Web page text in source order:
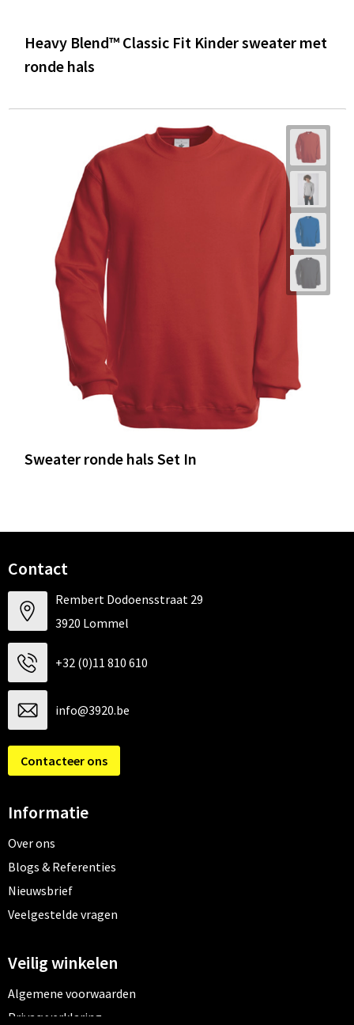
Heavy Blend™ Classic Fit Kinder sweater met
ronde hals
Sweater ronde hals Set In
Contact
Rembert Dodoensstraat 29
3920 Lommel
+32 (0)11 810 610
info@3920.be
Contacteer ons
Informatie
Over ons
Blogs & Referenties
Nieuwsbrief
Veelgestelde vragen
Veilig winkelen
Algemene voorwaarden
Privacyverklaring